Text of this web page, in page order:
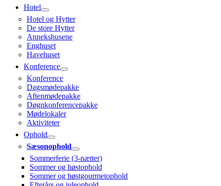
Hotel
Hotel og Hytter
De store Hytter
Annekshusene
Enghuset
Havehuset
Konference
Konference
Dagsmødepakke
Aftenmødepakke
Døgnkonferencepakke
Mødelokaler
Aktiviteter
Ophold
Sæsonophold
Sommerferie (3-nætter)
Sommer og høstophold
Sommer og høstgourmetophold